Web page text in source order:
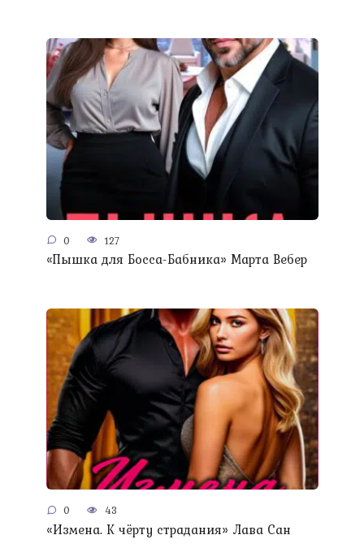
0 127
«Пышка для Босса-Бабника» Марта Вебер
0 43
«Измена. К чёрту страдания» Лава Сан